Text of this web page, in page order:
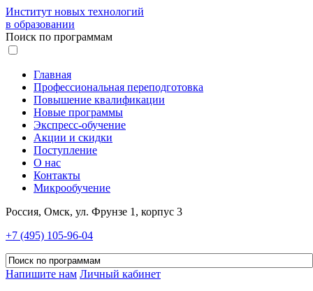
Институт новых технологий
в образовании
Поиск по программам
Главная
Профессиональная переподготовка
Повышение квалификации
Новые программы
Экспресс-обучение
Акции и скидки
Поступление
О нас
Контакты
Микрообучение
Россия, Омск, ул. Фрунзе 1, корпус 3
+7 (495) 105-96-04
Напишите нам Личный кабинет